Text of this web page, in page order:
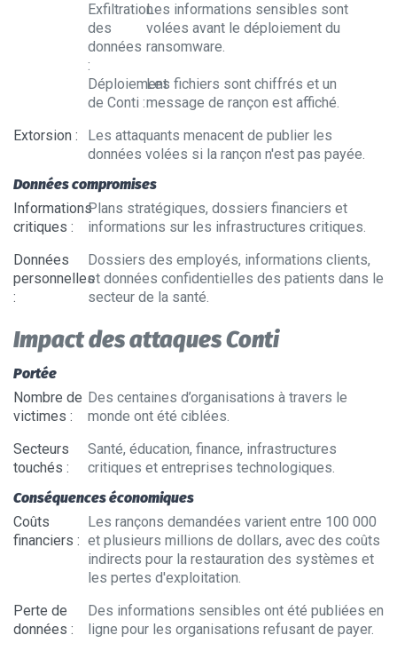
Exfiltration
des
données
:
Les informations sensibles sont
volées avant le déploiement du
ransomware.
Déploiement
de Conti :
Les fichiers sont chiffrés et un
message de rançon est affiché.
Extorsion :
Les attaquants menacent de publier les
données volées si la rançon n'est pas payée.
Données compromises
Informations
critiques :
Plans stratégiques, dossiers financiers et
informations sur les infrastructures critiques.
Données
personnelles
:
Dossiers des employés, informations clients,
et données confidentielles des patients dans le
secteur de la santé.
Impact des attaques Conti
Portée
Nombre de
victimes :
Des centaines d’organisations à travers le
monde ont été ciblées.
Secteurs
touchés :
Santé, éducation, finance, infrastructures
critiques et entreprises technologiques.
Conséquences économiques
Coûts
financiers :
Les rançons demandées varient entre 100 000
et plusieurs millions de dollars, avec des coûts
indirects pour la restauration des systèmes et
les pertes d'exploitation.
Perte de
données :
Des informations sensibles ont été publiées en
ligne pour les organisations refusant de payer.